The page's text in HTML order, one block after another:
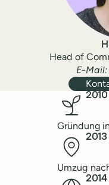
Head of
E-Mail
Buffer-Kennzahlen
Gründung
2010
Umzug
2013
2014